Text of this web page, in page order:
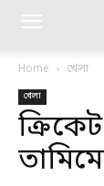
Home খেলা
খেলা